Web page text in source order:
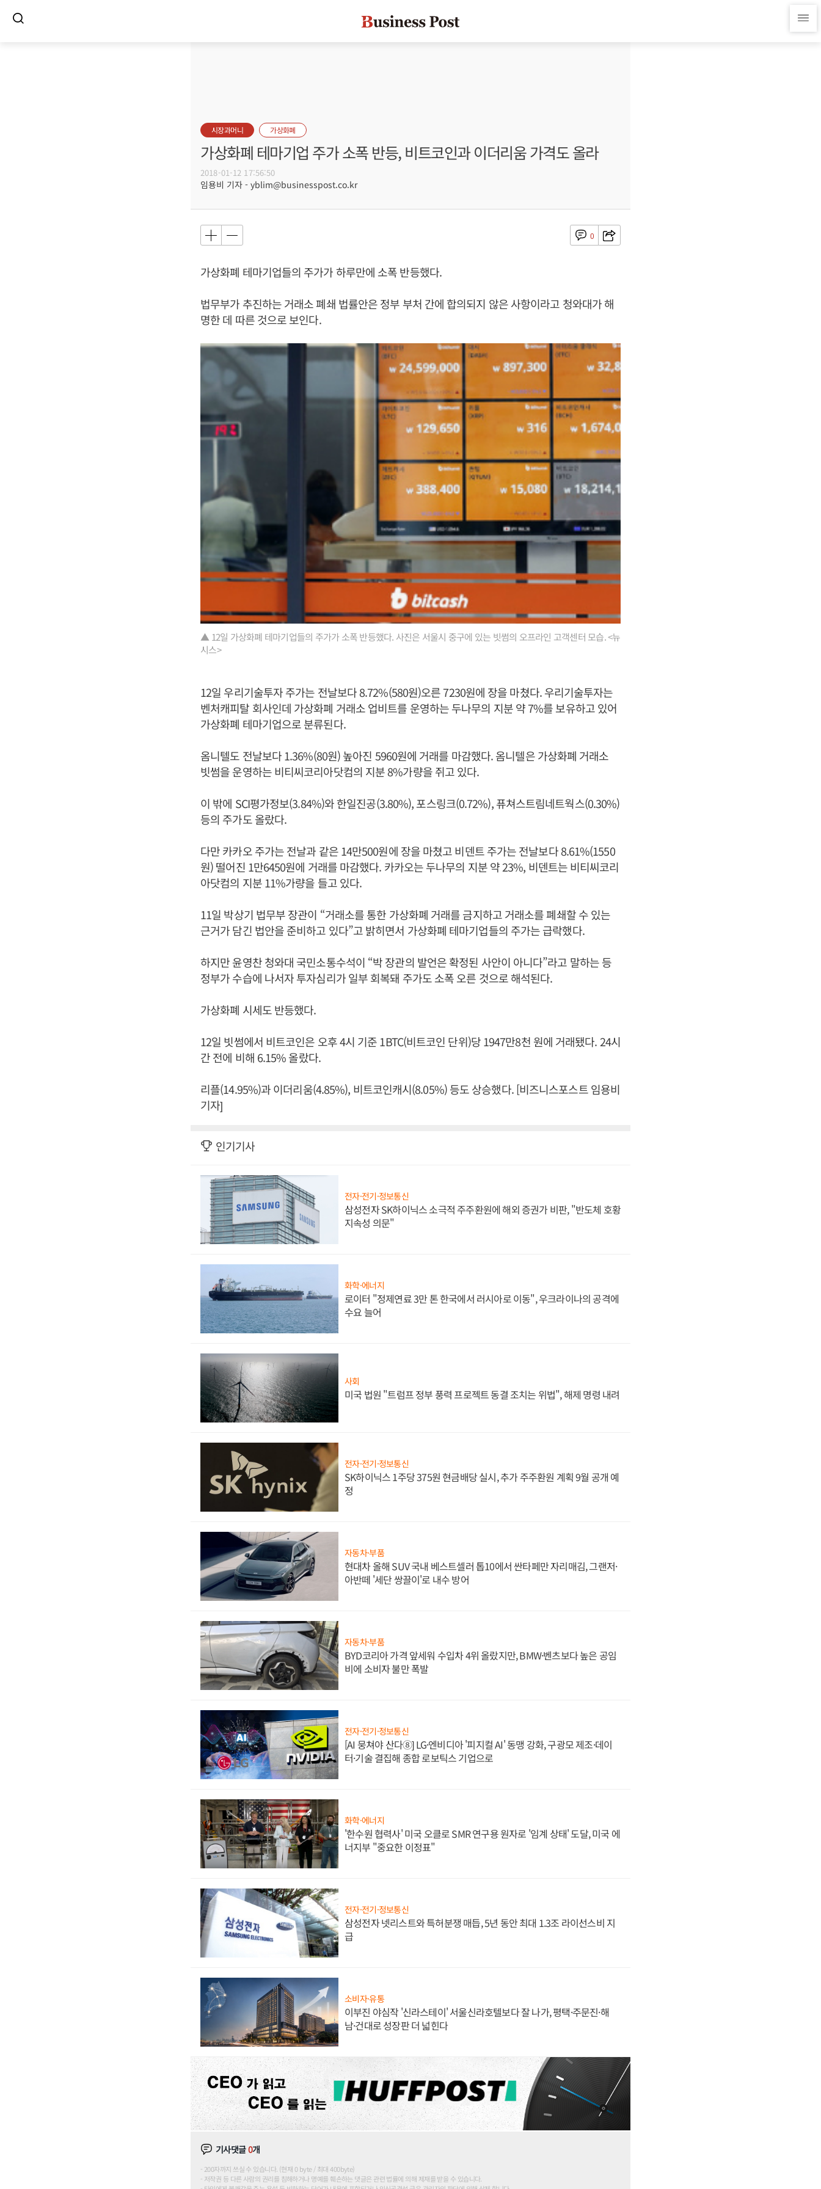
시장과머니 가상화폐
가상화폐 테마기업 주가 소폭 반등, 비트코인과 이더리움 가격도 올라
2018-01-12 17:56:50
임용비 기자 - yblim@businesspost.co.kr
0
가상화폐 테마기업들의 주가가 하루만에 소폭 반등했다.
법무부가 추진하는 거래소 폐쇄 법률안은 정부 부처 간에 합의되지 않은 사항이라고 청와대가 해
명한 데 따른 것으로 보인다.
▲ 12일 가상화폐 테마기업들의 주가가 소폭 반등했다. 사진은 서울시 중구에 있는 빗썸의 오프라인 고객센터 모습. <뉴
시스>
12일 우리기술투자 주가는 전날보다 8.72%(580원)오른 7230원에 장을 마쳤다. 우리기술투자는
벤처캐피탈 회사인데 가상화폐 거래소 업비트를 운영하는 두나무의 지분 약 7%를 보유하고 있어
가상화폐 테마기업으로 분류된다.
옴니텔도 전날보다 1.36%(80원) 높아진 5960원에 거래를 마감했다. 옴니텔은 가상화폐 거래소
빗썸을 운영하는 비티씨코리아닷컴의 지분 8%가량을 쥐고 있다.
이 밖에 SCI평가정보(3.84%)와 한일진공(3.80%), 포스링크(0.72%), 퓨쳐스트림네트웍스(0.30%)
등의 주가도 올랐다.
다만 카카오 주가는 전날과 같은 14만500원에 장을 마쳤고 비덴트 주가는 전날보다 8.61%(1550
원) 떨어진 1만6450원에 거래를 마감했다. 카카오는 두나무의 지분 약 23%, 비덴트는 비티씨코리
아닷컴의 지분 11%가량을 들고 있다.
11일 박상기 법무부 장관이 “거래소를 통한 가상화폐 거래를 금지하고 거래소를 폐쇄할 수 있는
근거가 담긴 법안을 준비하고 있다”고 밝히면서 가상화폐 테마기업들의 주가는 급락했다.
하지만 윤영찬 청와대 국민소통수석이 “박 장관의 발언은 확정된 사안이 아니다”라고 말하는 등
정부가 수습에 나서자 투자심리가 일부 회복돼 주가도 소폭 오른 것으로 해석된다.
가상화폐 시세도 반등했다.
12일 빗썸에서 비트코인은 오후 4시 기준 1BTC(비트코인 단위)당 1947만8천 원에 거래됐다. 24시
간 전에 비해 6.15% 올랐다.
리플(14.95%)과 이더리움(4.85%), 비트코인캐시(8.05%) 등도 상승했다. [비즈니스포스트 임용비
기자]
인기기사
전자·전기·정보통신
삼성전자 SK하이닉스 소극적 주주환원에 해외 증권가 비판, "반도체 호황
지속성 의문"
화학·에너지
로이터 "정제연료 3만 톤 한국에서 러시아로 이동", 우크라이나의 공격에
수요 늘어
사회
미국 법원 "트럼프 정부 풍력 프로젝트 동결 조치는 위법", 해제 명령 내려
전자·전기·정보통신
SK하이닉스 1주당 375원 현금배당 실시, 추가 주주환원 계획 9월 공개 예
정
자동차·부품
현대차 올해 SUV 국내 베스트셀러 톱10에서 싼타페만 자리매김, 그랜저·
아반떼 '세단 쌍끌이'로 내수 방어
자동차·부품
BYD코리아 가격 앞세워 수입차 4위 올랐지만, BMW·벤츠보다 높은 공임
비에 소비자 불만 폭발
전자·전기·정보통신
[AI 뭉쳐야 산다⑧] LG·엔비디아 '피지컬 AI' 동맹 강화, 구광모 제조·데이
터·기술 결집해 종합 로보틱스 기업으로
화학·에너지
'한수원 협력사' 미국 오클로 SMR 연구용 원자로 '임계 상태' 도달, 미국 에
너지부 "중요한 이정표"
전자·전기·정보통신
삼성전자 넷리스트와 특허분쟁 매듭, 5년 동안 최대 1.3조 라이선스비 지
급
소비자·유통
이부진 야심작 '신라스테이' 서울신라호텔보다 잘 나가, 평택·주문진·해
남·건대로 성장판 더 넓힌다
기사댓글0개
200자까지 쓰실 수 있습니다. (현재 0 byte / 최대 400byte)
저작권 등 다른 사람의 권리를 침해하거나 명예를 훼손하는 댓글은 관련 법률에 의해 제재를 받을 수 있습니다.